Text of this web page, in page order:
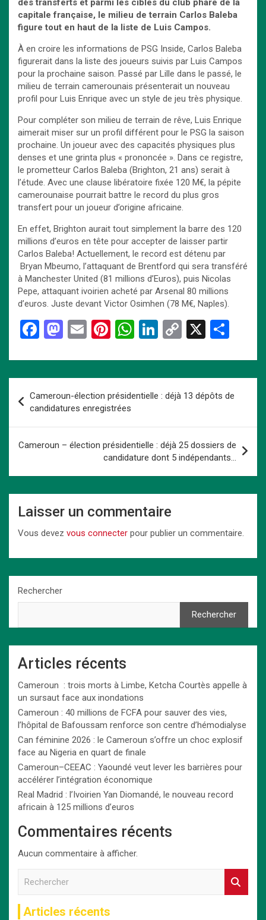
des transferts et parmi les cibles du club phare de la
capitale française, le milieu de terrain Carlos Baleba
figure tout en haut de la liste de Luis Campos.
À en croire les informations de PSG Inside, Carlos Baleba
figurerait dans la liste des joueurs suivis par Luis Campos
pour la prochaine saison. Passé par Lille dans le passé, le
milieu de terrain camerounais présenterait un nouveau
profil pour Luis Enrique avec un style de jeu très physique.
Pour compléter son milieu de terrain de rêve, Luis Enrique
aimerait miser sur un profil différent pour le PSG la saison
prochaine. Un joueur avec des capacités physiques plus
denses et une grinta plus « prononcée ». Dans ce registre,
le prometteur Carlos Baleba (Brighton, 21 ans) serait à
l’étude. Avec une clause libératoire fixée 120 M€, la pépite
camerounaise pourrait battre le record du plus gros
transfert pour un joueur d’origine africaine.
En effet, Brighton aurait tout simplement la barre des 120
millions d’euros en tête pour accepter de laisser partir
Carlos Baleba! Actuellement, le record est détenu par
Bryan Mbeumo, l’attaquant de Brentford qui sera transféré
à Manchester United (81 millions d’Euros), puis Nicolas
Pepe, attaquant ivoirien acheté par Arsenal 80 millions
d’euros. Juste devant Victor Osimhen (78 M€, Naples).
F
ce
o
o
k
M
st
d
o
n
E
ail
Pi
er
es
t
W
at
A
p
p
Li
ke
dI
n
C
py
Li
n
k
X
ta
er
de
l’article
Cameroun-élection présidentielle : déjà 13 dépôts de
candidatures enregistrées
Cameroun – élection présidentielle : déjà 25 dossiers de
candidature dont 5 indépendants…
Laisser un commentaire
Vous devez vous connecter pour publier un commentaire.
Rechercher
Rechercher
Articles récents
Cameroun : trois morts à Limbe, Ketcha Courtès appelle à
un sursaut face aux inondations
Cameroun : 40 millions de FCFA pour sauver des vies,
l’hôpital de Bafoussam renforce son centre d’hémodialyse
Can féminine 2026 : le Cameroun s’offre un choc explosif
face au Nigeria en quart de finale
Cameroun–CEEAC : Yaoundé veut lever les barrières pour
accélérer l’intégration économique
Real Madrid : l’Ivoirien Yan Diomandé, le nouveau record
africain à 125 millions d’euros
Commentaires récents
Aucun commentaire à afficher.
Articles récents